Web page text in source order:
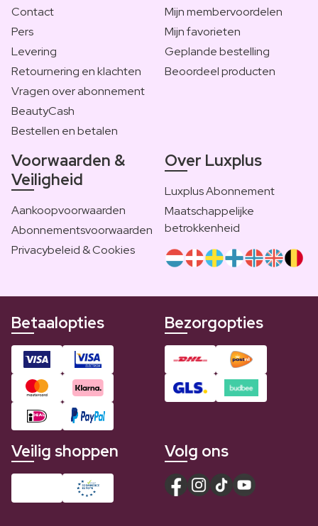
Contact
Pers
Levering
Retournering en klachten
Vragen over abonnement
BeautyCash
Bestellen en betalen
Mijn membervoordelen
Mijn favorieten
Geplande bestelling
Beoordeel producten
Voorwaarden &
Veiligheid
Aankoopvoorwaarden
Abonnementsvoorwaarden
Privacybeleid & Cookies
Over Luxplus
Luxplus Abonnement
Maatschappelijke
betrokkenheid
Betaalopties Bezorgopties
Veilig shoppen Volg ons